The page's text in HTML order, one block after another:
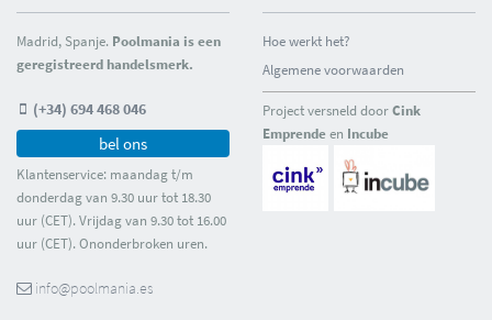
Madrid, Spanje. Poolmania is een
geregistreerd handelsmerk.
(+34) 694 468 046
bel ons
Klantenservice: maandag t/m
donderdag van 9.30 uur tot 18.30
uur (CET). Vrijdag van 9.30 tot 16.00
uur (CET). Ononderbroken uren.
info@poolmania.es
Hoe werkt het?
Algemene voorwaarden
Project versneld doorCink
Emprendeen Incube